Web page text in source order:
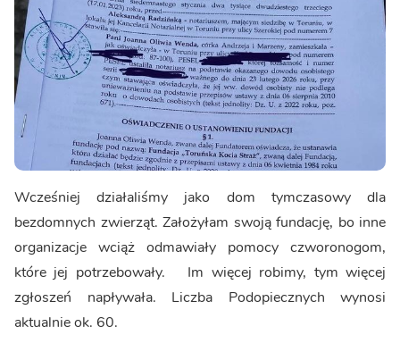
Wcześniej działaliśmy jako dom tymczasowy dla
bezdomnych zwierząt. Założyłam swoją fundację, bo inne
organizacje wciąż odmawiały pomocy czworonogom,
które jej potrzebowały. Im więcej robimy, tym więcej
zgłoszeń napływała. Liczba Podopiecznych wynosi
aktualnie ok. 60.